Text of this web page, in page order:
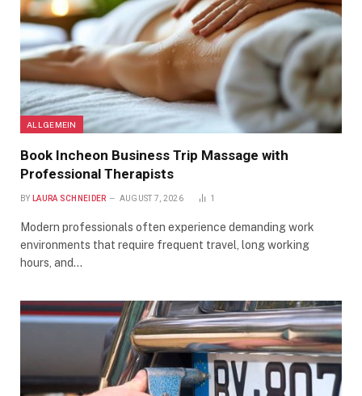
ALLGEMEIN
Book Incheon Business Trip Massage with
Professional Therapists
BY LAURA SCHNEIDER AUGUST 7, 2026 1
Modern professionals often experience demanding work
environments that require frequent travel, long working
hours, and…